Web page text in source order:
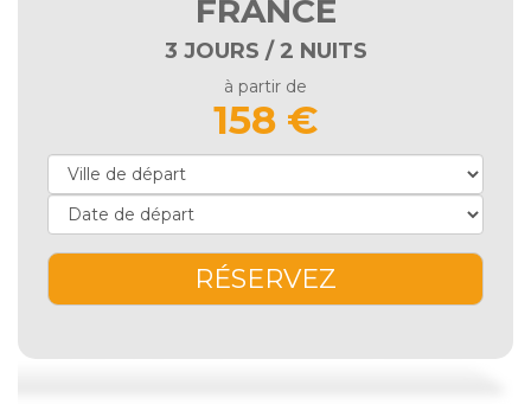
FRANCE
3 JOURS / 2 NUITS
à partir de
158 €
RÉSERVEZ